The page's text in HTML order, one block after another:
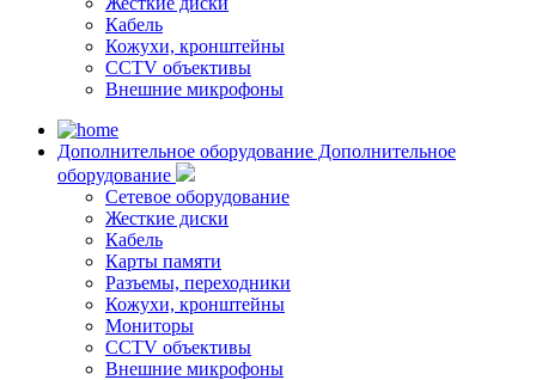
Кабель
Кожухи, кронштейны
CCTV объективы
Внешние микрофоны
Дополнительное оборудование Дополнительное
оборудование
Сетевое оборудование
Жесткие диски
Кабель
Карты памяти
Разъемы, переходники
Кожухи, кронштейны
Мониторы
CCTV объективы
Внешние микрофоны